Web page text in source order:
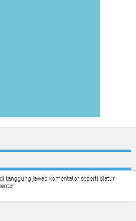
tanggung jawab komentator seperti diatur